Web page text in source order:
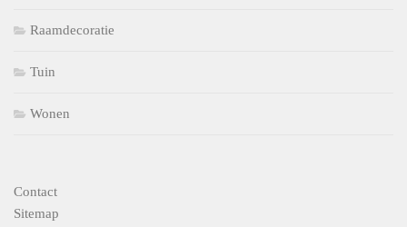
Raamdecoratie
Tuin
Wonen
Contact
Sitemap